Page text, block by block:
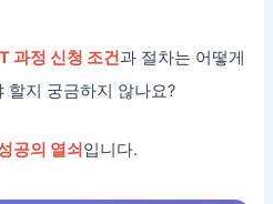
과정 신청 조건과 절차는 어떻게
할지 궁금하지 않나요?
공의 열쇠입니다.